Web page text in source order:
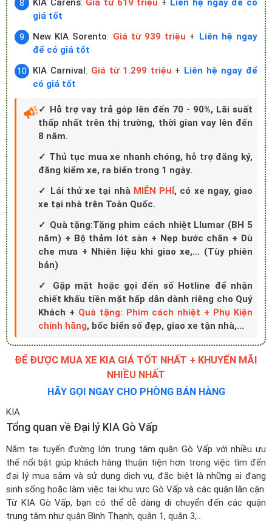
KIA Carens: Giá từ 619 triệu + Liên hệ ngay để có
giá tốt
New KIA Sorento: Giá từ 939 triệu + Liên hệ ngay
để có giá tốt
KIA Carnival: Giá từ 1.299 triệu + Liên hệ ngay để
có giá tốt
✓ Hỗ trợ vay trả góp lên đến 70 - 90%, Lãi suất
thấp nhất trên thị trường, thời gian vay lên đến
8 năm.
✓ Thủ tục mua xe nhanh chóng, hỗ trợ đăng ký,
đăng kiểm xe, ra biển trong 1 ngày.
✓ Lái thử xe tại nhà MIỄN PHÍ, có xe ngay, giao
xe tại nhà trên Toàn Quốc.
✓ Quà tặng:Tặng phim cách nhiệt Llumar (BH 5
năm) + Bộ thảm lót sàn + Nẹp bước chân + Dù
che mưa + Nhiên liệu khi giao xe,... (Tùy phiên
bản)
✓ Gặp mặt hoặc gọi đến số Hotline để nhận
chiết khấu tiền mặt hấp dẫn dành riêng cho Quý
Khách + Quà tặng: Phim cách nhiệt + Phụ Kiện
chính hãng, bốc biển số đẹp, giao xe tận nhà,...
ĐỂ ĐƯỢC MUA XE KIA GIÁ TỐT NHẤT + KHUYẾN MÃI
NHIỀU NHẤT
HÃY GỌI NGAY CHO PHÒNG BÁN HÀNG
KIA
Tổng quan về Đại lý KIA Gò Vấp
Nằm tại tuyến đường lớn trung tâm quận Gò Vấp với nhiều ưu
thế nổi bật giúp khách hàng thuận tiện hơn trong việc tìm đến
đại lý mua sắm và sử dụng dịch vụ, đặc biệt là những ai đang
sinh sống hoặc làm việc tại khu vực Gò Vấp và các quận lân cận.
Từ KIA Gò Vấp, bạn có thể dễ dàng di chuyển đến các quận
trung tâm như quận Bình Thạnh, quận 1, quận 3,...